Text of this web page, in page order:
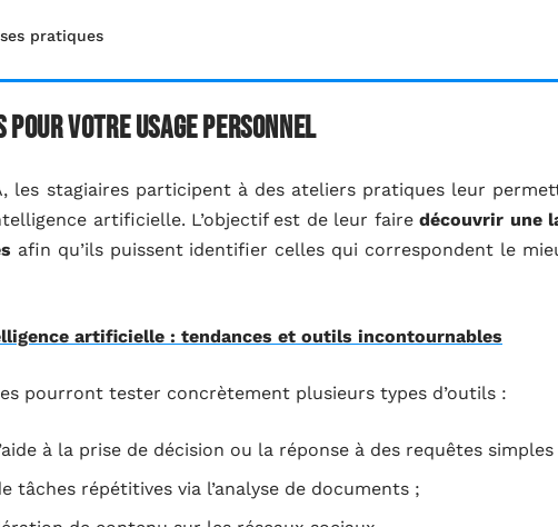
pratiques
votre usage personnel
les stagiaires participent à des ateliers pratiques leur
artificielle. L’objectif est de leur fairedécouvrir une
afin qu’ils puissent identifier celles qui correspondent le
artificielle : tendances et outils incontournables
pourront tester concrètement plusieurs types d’outils :
à la prise de décision ou la réponse à des requêtes simples
tâches répétitives via l’analyse de documents ;